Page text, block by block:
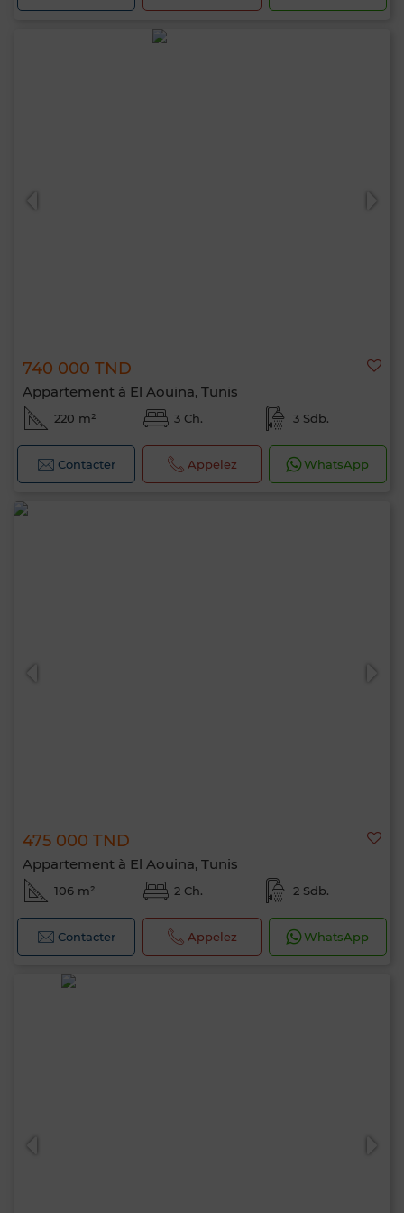
740 000 TND
Appartement à El Aouina, Tunis
220 m² 3 Ch. 3 Sdb.
Contacter Appelez WhatsApp
475 000 TND
Appartement à El Aouina, Tunis
106 m² 2 Ch. 2 Sdb.
Contacter Appelez WhatsApp